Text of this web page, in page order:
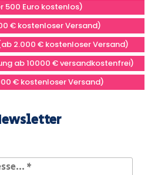
500 Euro kostenlos)
€ kostenloser Versand)
2.000 € kostenloser Versand)
ab 10000 € versandkostenfrei)
€ kostenloser Versand)